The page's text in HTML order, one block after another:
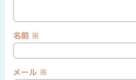
名前 ※
メール ※